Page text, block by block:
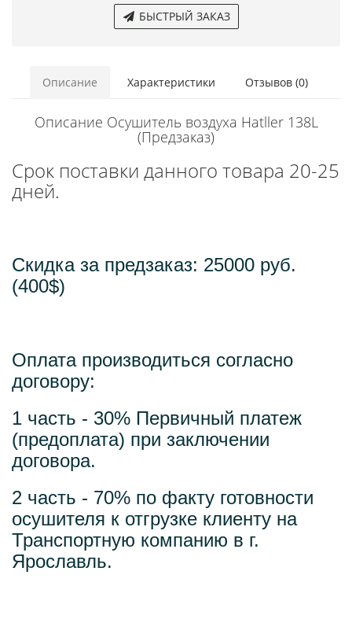
БЫСТРЫЙ ЗАКАЗ
Описание Характеристики Отзывов (0)
Описание Осушитель воздуха Hatller 138L
(Предзаказ)
Срок поставки данного товара 20-25
дней.
Скидка за предзаказ: 25000 руб.
(400$)
Оплата производиться согласно
договору:
1 часть - 30% Первичный платеж
(предоплата) при заключении
договора.
2 часть - 70% по факту готовности
осушителя к отгрузке клиенту на
Транспортную компанию в г.
Ярославль.